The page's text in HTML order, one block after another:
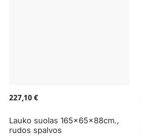
227,10€
Lauko suolas 165x65x88cm.,
rudos spalvos